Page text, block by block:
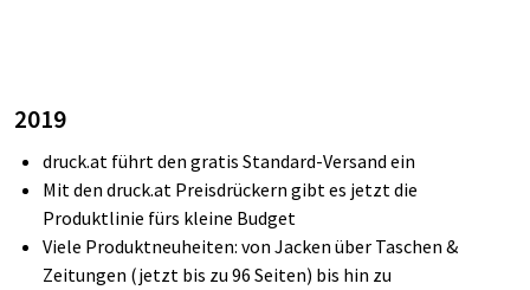
2019
druck.at führt den gratis Standard-Versand ein
Mit den druck.at Preisdrückern gibt es jetzt die
Produktlinie fürs kleine Budget
Viele Produktneuheiten: von Jacken über Taschen &
Zeitungen (jetzt bis zu 96 Seiten) bis hin zu